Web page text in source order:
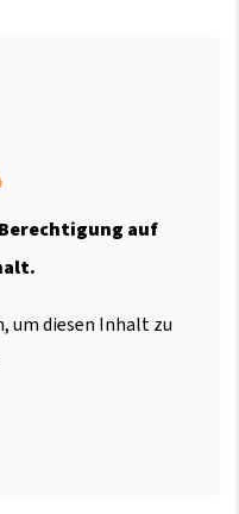
auf
um diesen Inhalt zu